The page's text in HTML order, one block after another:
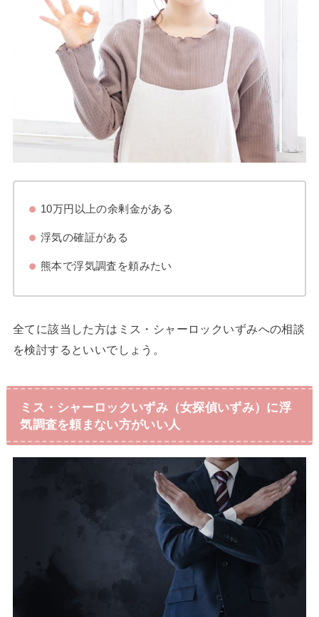
10万円以上の余剰金がある
浮気の確証がある
熊本で浮気調査を頼みたい
全てに該当した方はミス・シャーロックいずみへの相談
を検討するといいでしょう。
ミス・シャーロックいずみ（女探偵いずみ）に浮
気調査を頼まない方がいい人